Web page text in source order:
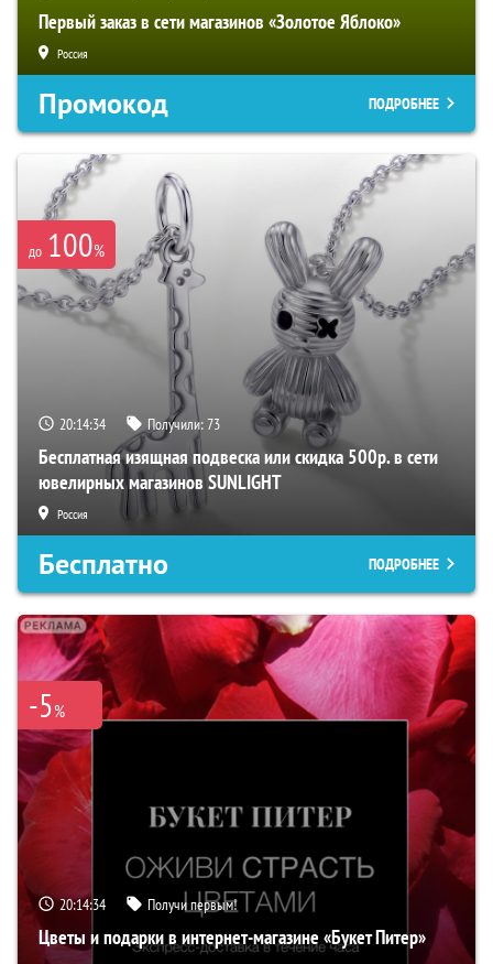
Первый заказ в сети магазинов «Золотое Яблоко»
Россия
Промокод ПОДРОБНЕЕ
до 100%
20:14:33 Получили:73
Бесплатная изящная подвеска или скидка 500р. в сети
ювелирных магазинов SUNLIGHT
Россия
Бесплатно ПОДРОБНЕЕ
-5%
20:14:33 Получи первым!
Цветы и подарки в интернет-магазине «Букет Питер»